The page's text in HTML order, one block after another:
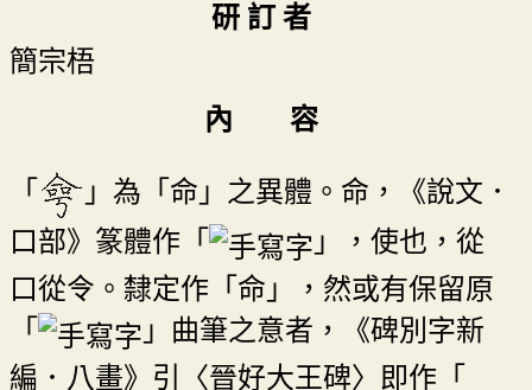
研 訂 者
簡宗梧
內 容
「
」為「命」之異體。命，《說文．
口部》篆體作「
」，使也，從
口從令。隸定作「命」，然或有保留原
「
」曲筆之意者，《碑別字新
編．八畫》引〈晉好大王碑〉即作「